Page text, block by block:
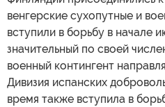
венгерские сухопутные и
вступили в борьбу в начале
значительный по своей
военный контингент
Дивизия испанских
время также вступила в